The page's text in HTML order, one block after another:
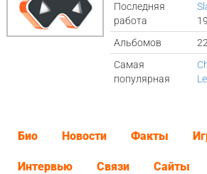
Последняя
работа
Альбомов
22
Самая
популярная
Био Новости Факты
Интервью Связи Сайты